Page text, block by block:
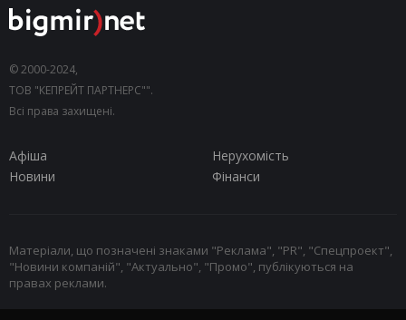
© 2000-2024,
ТОВ "КЕПРЕЙТ ПАРТНЕРС"".
Всі права захищені.
Афіша
Нерухомість
Новини
Фінанси
Матеріали, що позначені знаками "Реклама", "PR", "Спецпроект",
"Новини компаній", "Актуально", "Промо", публікуються на
правах реклами.